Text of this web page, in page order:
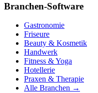
Branchen-Software
Gastronomie
Friseure
Beauty & Kosmetik
Handwerk
Fitness & Yoga
Hotellerie
Praxen & Therapie
Alle Branchen →